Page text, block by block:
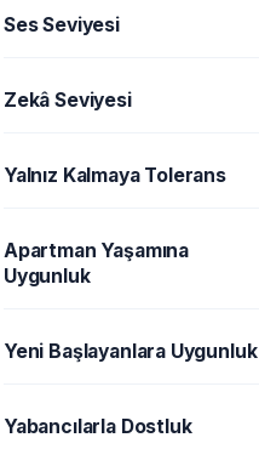
Ses Seviyesi
Zekâ Seviyesi
Yalnız Kalmaya Tolerans
Apartman Yaşamına
Uygunluk
Yeni Başlayanlara Uygunluk
Yabancılarla Dostluk